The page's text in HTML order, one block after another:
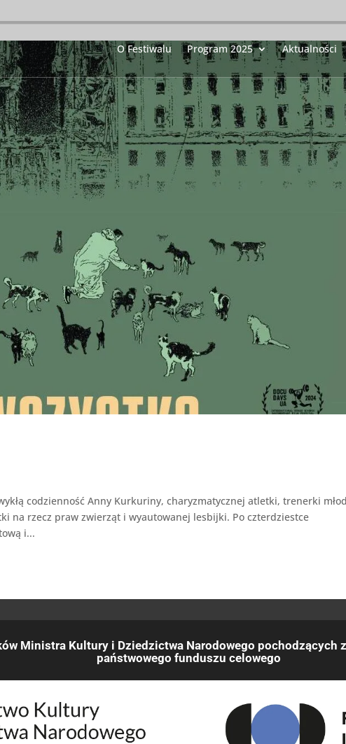
O Festiwalu Program 2025 Aktualności
codzienność Anny Kurkuriny, charyzmatycznej atletki, trenerki
na rzecz praw zwierząt i wyautowanej lesbijki. Po czterdziestce
i...
Ministra Kultury i Dziedzictwa Narodowego pochodzących
państwowego funduszu celowego